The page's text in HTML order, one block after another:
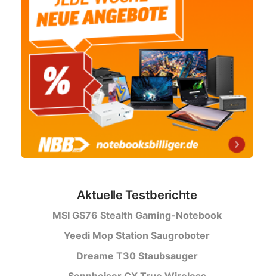
Aktuelle Testberichte
MSI GS76 Stealth Gaming-Notebook
Yeedi Mop Station Saugroboter
Dreame T30 Staubsauger